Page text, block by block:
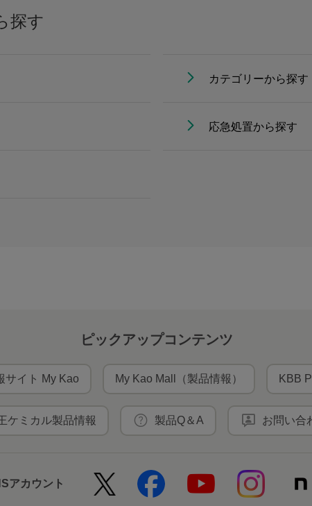
探す
カテゴリーから探す
応急処置から探す
ピックアップコンテンツ
サイト My Kao My Kao Mall（製品情報） KBB
ケミカル製品情報 製品Q＆A お問い合
アカウント